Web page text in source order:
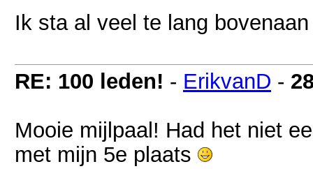
Ik sta al veel te lang
RE: 100 leden! - ErikvanD -
Mooie mijlpaal! Had het niet
met mijn 5e plaats